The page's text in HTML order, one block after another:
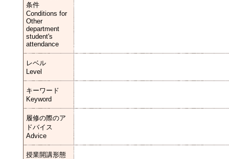
条件
Conditions for
Other
department
student's
attendance
レベル
Level
キーワード
Keyword
履修の際のア
ドバイス
Advice
授業開講形態